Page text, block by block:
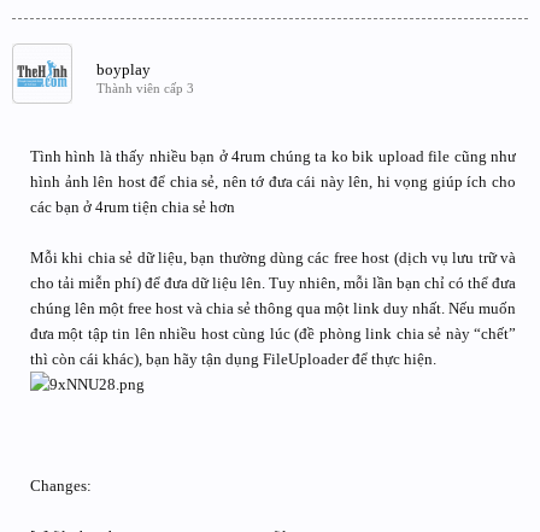
boyplay
Thành viên cấp 3
Tình hình là thấy nhiều bạn ở 4rum chúng ta ko bik upload file cũng như
hình ảnh lên host để chia sẻ, nên tớ đưa cái này lên, hi vọng giúp ích cho
các bạn ở 4rum tiện chia sẻ hơn
Mỗi khi chia sẻ dữ liệu, bạn thường dùng các free host (dịch vụ lưu trữ và
cho tải miễn phí) để đưa dữ liệu lên. Tuy nhiên, mỗi lần bạn chỉ có thể đưa
chúng lên một free host và chia sẻ thông qua một link duy nhất. Nếu muốn
đưa một tập tin lên nhiều host cùng lúc (đề phòng link chia sẻ này “chết”
thì còn cái khác), bạn hãy tận dụng FileUploader để thực hiện.
Changes: